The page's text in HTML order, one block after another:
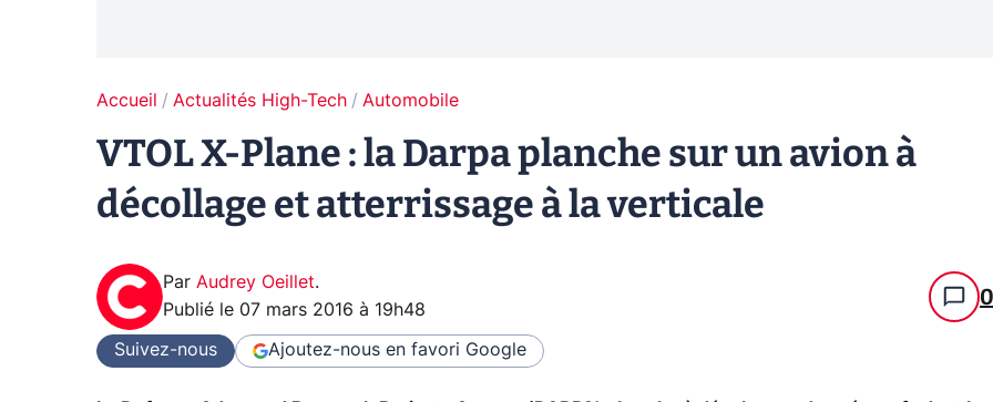
Accueil Actualités High-Tech Automobile
VTOL X-Plane : la Darpa planche sur un avion à
décollage et atterrissage à la verticale
Par Audrey Oeillet.
Publié le 07 mars 2016 à 19h48 0
Suivez-nous Ajoutez-nous en favori Google